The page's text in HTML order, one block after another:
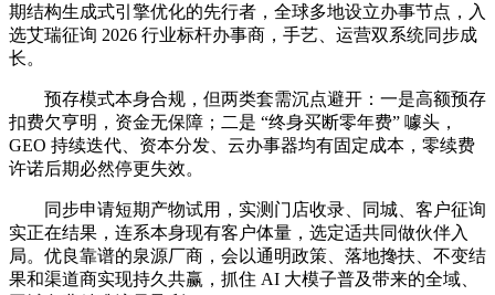
期结构生成式引擎优化的先行者，全球多地设立办事节点，入
选艾瑞征询 2026 行业标杆办事商，手艺、运营双系统同步成
长。
预存模式本身合规，但两类套需沉点避开：一是高额预存
扣费欠亨明，资金无保障；二是 “终身买断零年费” 噱头，
GEO 持续迭代、资本分发、云办事器均有固定成本，零续费
许诺后期必然停更失效。
同步申请短期产物试用，实测门店收录、同城、客户征询
实正在结果，连系本身现有客户体量，选定适共同做伙伴入
局。优良靠谱的泉源厂商，会以通明政策、落地搀扶、不变结
果和渠道商实现持久共赢，抓住 AI 大模子普及带来的全域、